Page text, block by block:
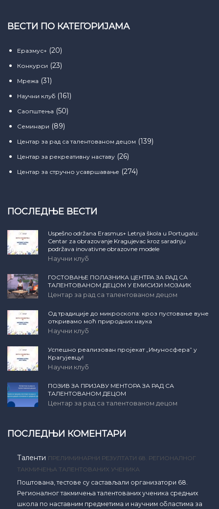
ВЕСТИ ПО КАТЕГОРИЈАМА
Еразмус+ (20)
Конкурси (23)
Мрежа (31)
Научни клуб (161)
Саопштења (50)
Семинари (89)
Центар за рад са талентованом децом (139)
Центар за рекреативну наставу (26)
Центар за стручно усавршавање (274)
ПОСЛЕДЊЕ ВЕСТИ
Uspešno održana Erasmus+ Letnja škola u Portugalu:
Centar za obrazovanje Kragujevac kroz saradnju
podržava inovativne obrazovne modele
Научни клуб
ГОСТОВАЊЕ ПОЛАЗНИКА ЦЕНТРА ЗА РАД СА
ТАЛЕНТОВАНОМ ДЕЦОМ У ЕМИСИЈИ МОЗАИК
Центар за рад са талентованом децом
Од традиције до микроскопа: кроз пустовање вуне
откривамо моћ природних наука
Научни клуб
Успешно реализован пројекат „Имуносфера” у
Крагујевцу!
Научни клуб
ПОЗИВ ЗА ПРИЈАВУ МЕНТОРА ЗА РАД СА
ТАЛЕНТОВАНОМ ДЕЦОМ
Центар за рад са талентованом децом
ПОСЛЕДЊИ КОМЕНТАРИ
Таленти ПРЕЛИМИНАРНИ РЕЗУЛТАТИ 68. РЕГИОНАЛНОГ
ТАКМИЧЕЊА ТАЛЕНТОВАНИХ УЧЕНИКА
Поштована, тестове су састављали организатори 68.
Регионалног такмичења талентованих ученика средњих
школа по наставним предметима и научним областима за